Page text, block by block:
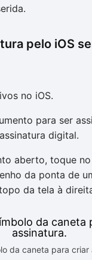
pelo iOS
no iOS.
para ser
digital.
aberto, toque
da ponta de
da tela à
da caneta para criar